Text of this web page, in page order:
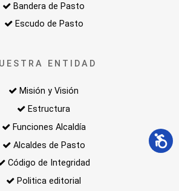
Bandera de Pasto
Escudo de Pasto
ENTIDAD
Misión y Visión
Estructura
Funciones Alcaldía
Alcaldes de Pasto
Código de Integridad
Politica editorial